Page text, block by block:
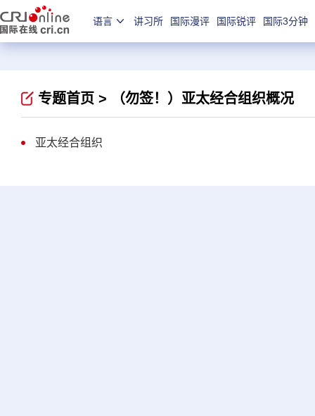
语言 讲习所 国际漫评 国际锐评 国际3分钟
专题首页 > （勿签！）亚太经合组织概况
亚太经合组织